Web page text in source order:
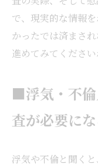
で、現実的な情報
かったでは済まさ
進めてみてください
■浮気・不
査が必要に
浮気や不倫と聞く